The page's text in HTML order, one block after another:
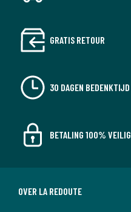
GRATIS RETOUR
30 DAGEN BEDENKTIJD
BETALING 100% VEILIG
OVER LA REDOUTE